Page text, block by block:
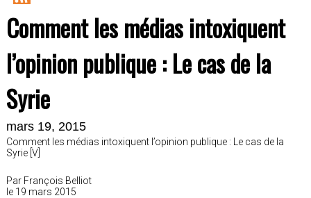
RSS
Feed
Comment les médias intoxiquent
l’opinion publique : Le cas de la
Syrie
mars 19, 2015
Comment les médias intoxiquent l’opinion publique : Le cas de la
Syrie [V]
Par François Belliot
le 19 mars 2015